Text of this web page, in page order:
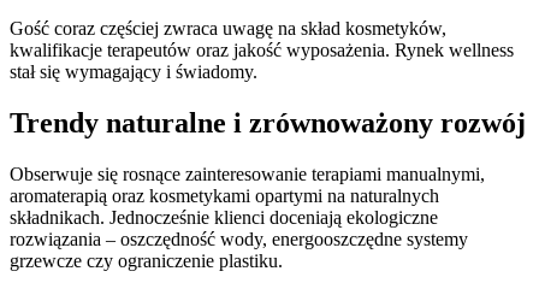
Gość coraz częściej zwraca uwagę na skład kosmetyków,
kwalifikacje terapeutów oraz jakość wyposażenia. Rynek wellness
stał się wymagający i świadomy.
Trendy naturalne i zrównoważony rozwój
Obserwuje się rosnące zainteresowanie terapiami manualnymi,
aromaterapią oraz kosmetykami opartymi na naturalnych
składnikach. Jednocześnie klienci doceniają ekologiczne
rozwiązania – oszczędność wody, energooszczędne systemy
grzewcze czy ograniczenie plastiku.